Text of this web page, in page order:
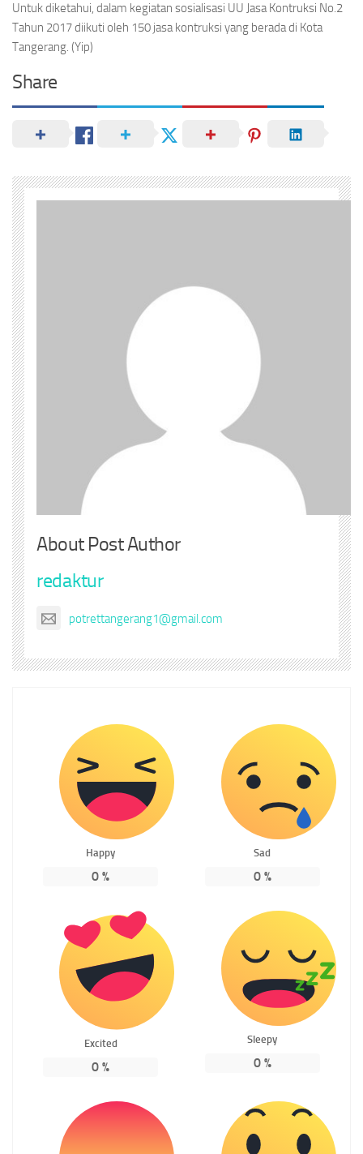
Untuk diketahui, dalam kegiatan sosialisasi UU Jasa Kontruksi No.2
Tahun 2017 diikuti oleh 150 jasa kontruksi yang berada di Kota
Tangerang. (Yip)
Share
About Post Author
redaktur
potrettangerang1@gmail.com
Happy
0 %
Sad
0%
Excited
0 %
Sleepy
0%